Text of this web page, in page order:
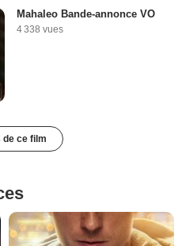
Mahaleo Bande-annonce VO
4 338 vues
de ce film